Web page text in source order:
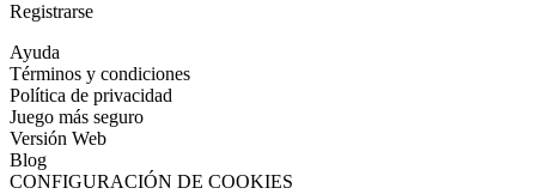
Registrarse
Ayuda
Términos y condiciones
Política de privacidad
Juego más seguro
Versión Web
Blog
CONFIGURACIÓN DE COOKIES